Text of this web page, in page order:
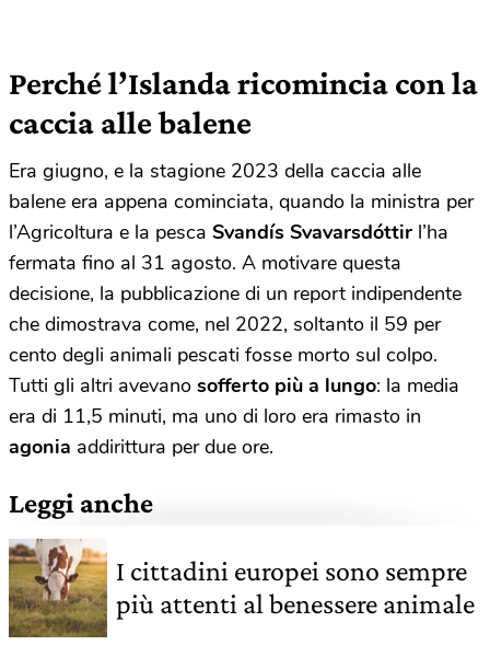
Perché l’Islanda ricomincia con la
caccia alle balene
Era giugno, e la stagione 2023 della caccia alle
balene era appena cominciata, quando la ministra per
l’Agricoltura e la pesca Svandís Svavarsdóttir l’ha
fermata fino al 31 agosto. A motivare questa
decisione, la pubblicazione di un report indipendente
che dimostrava come, nel 2022, soltanto il 59 per
cento degli animali pescati fosse morto sul colpo.
Tutti gli altri avevano sofferto più a lungo: la media
era di 11,5 minuti, ma uno di loro era rimasto in
agonia addirittura per due ore.
Leggi anche
I cittadini europei sono sempre
più attenti al benessere animale